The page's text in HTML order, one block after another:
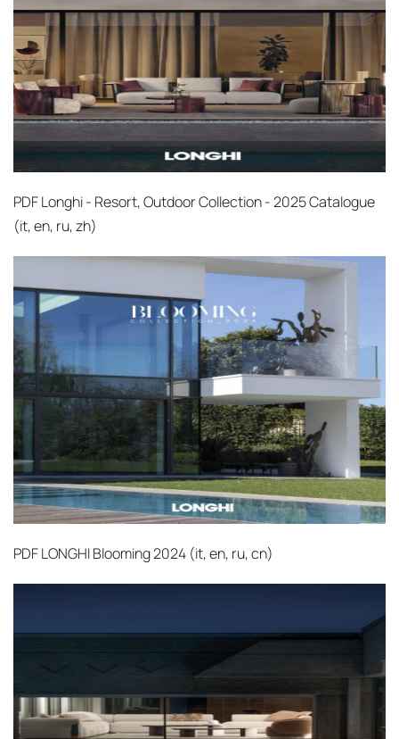
PDFLonghi - Resort, Outdoor Collection - 2025 Catalogue
(it, en, ru, zh)
PDFLONGHI Blooming 2024 (it, en, ru, cn)‎